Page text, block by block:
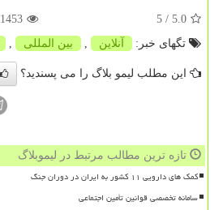
5.0
/ 5
1453
تگهای خبر:
آنلاین , بین المللی ,
این مطلب لیمو بلاگ را می پسندید؟
تازه ترین مطالب مرتبط در لیموبلاگ
کمک های دارویی ۱۱ کشور به ایران در دوران جنگ
سامانه تخصصی قوانین تأمین اجتماعی